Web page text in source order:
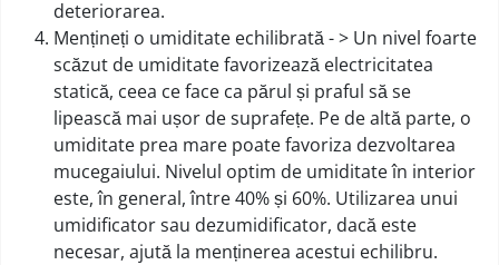
deteriorarea.
Mențineți o umiditate echilibrată - > Un nivel foarte
scăzut de umiditate favorizează electricitatea
statică, ceea ce face ca părul și praful să se
lipească mai ușor de suprafețe. Pe de altă parte, o
umiditate prea mare poate favoriza dezvoltarea
mucegaiului. Nivelul optim de umiditate în interior
este, în general, între 40% și 60%. Utilizarea unui
umidificator sau dezumidificator, dacă este
necesar, ajută la menținerea acestui echilibru.